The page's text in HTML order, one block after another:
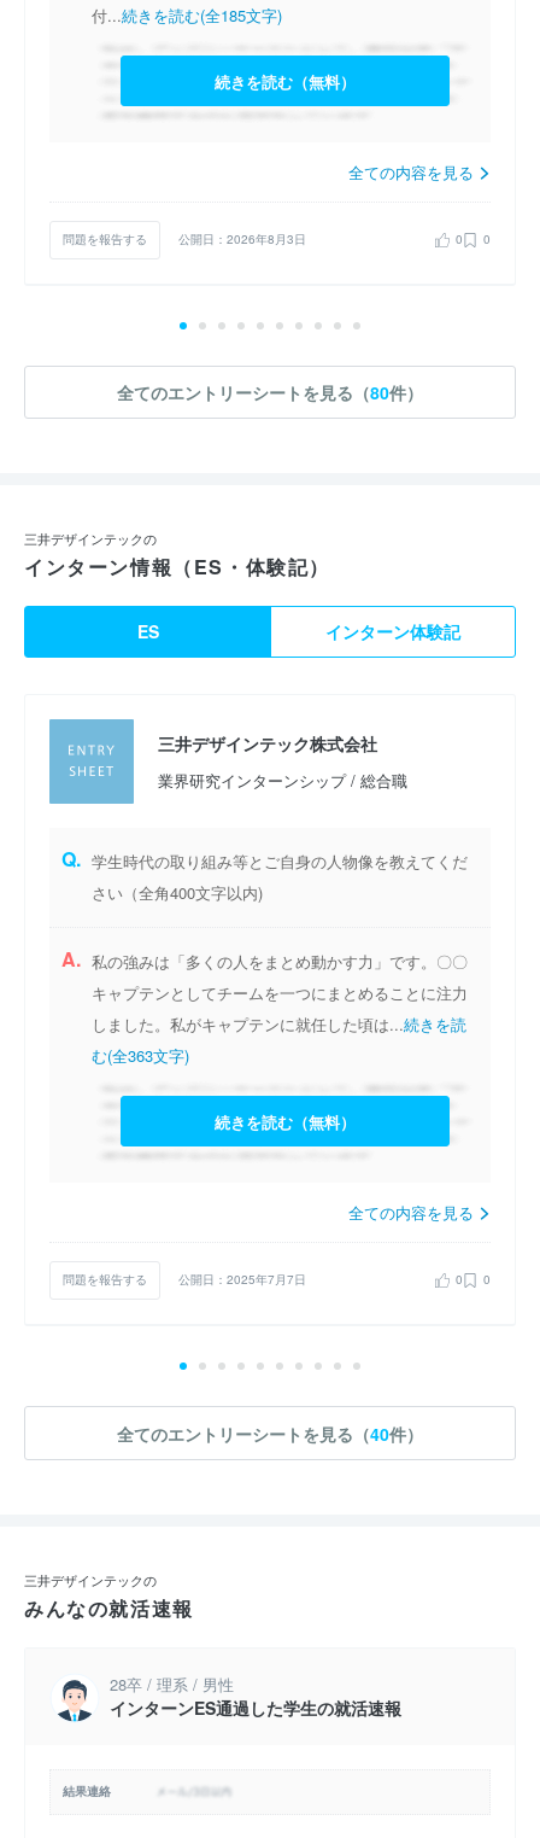
付...続きを読む(全185文字)
続きを読む（無料）
全ての内容を見る
問題を報告する 公開日：2026年8月3日 0 0
全てのエントリーシートを見る（80件）
三井デザインテックの
インターン情報（ES・体験記）
ES インターン体験記
三井デザインテック株式会社
業界研究インターンシップ / 総合職
Q. 学生時代の取り組み等とご自身の人物像を教えてくだ
さい（全角400文字以内)
A. 私の強みは「多くの人をまとめ動かす力」です。〇〇
キャプテンとしてチームを一つにまとめることに注力
しました。私がキャプテンに就任した頃は...続きを読
む(全363文字)
続きを読む（無料）
全ての内容を見る
問題を報告する 公開日：2025年7月7日 0 0
全てのエントリーシートを見る（40件）
三井デザインテックの
みんなの就活速報
28卒 / 理系 / 男性
インターンES通過した学生の就活速報
結果連絡